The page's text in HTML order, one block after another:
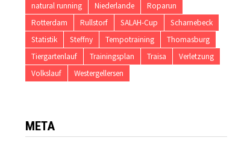
natural running
Niederlande
Roparun
Rotterdam
Rullstorf SALAH-Cup
Scharnebeck
Statistik
Steffny Tempotraining
Thomasburg
Tiergartenlauf
Trainingsplan Traisa
Verletzung
Volkslauf
Westergellersen
META